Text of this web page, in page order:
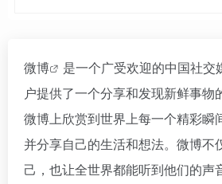
微博 是一个广受欢迎的中国社交
户提供了一个分享和发现新鲜事物
微博上欣赏到世界上每一个精彩瞬
并分享自己的生活和想法。微博不
己，也让全世界都能听到他们的声